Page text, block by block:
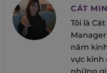
CÁT
Tôi là
năm
vực kinh